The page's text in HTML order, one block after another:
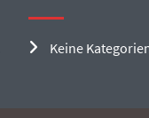
Keine